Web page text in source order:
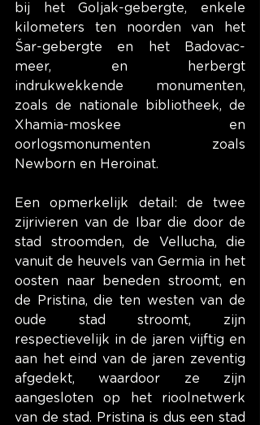
bij het Goljak-gebergte, enkele
kilometers ten noorden van het
Šar-gebergte en het Badovac-
meer, en herbergt
indrukwekkende monumenten,
zoals de nationale bibliotheek, de
Xhamia-moskee en
oorlogsmonumenten zoals
Newborn en Heroinat.
Een opmerkelijk detail: de twee
zijrivieren van de Ibar die door de
stad stroomden, de Vellucha, die
vanuit de heuvels van Germia in het
oosten naar beneden stroomt, en
de Pristina, die ten westen van de
oude stad stroomt, zijn
respectievelijk in de jaren vijftig en
aan het eind van de jaren zeventig
afgedekt, waardoor ze zijn
aangesloten op het rioolnetwerk
van de stad. Pristina is dus een stad